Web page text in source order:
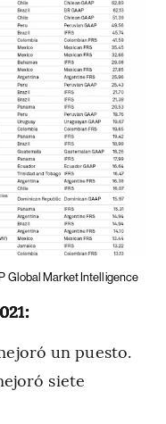
Global Market Intelligence
un puesto.
siete